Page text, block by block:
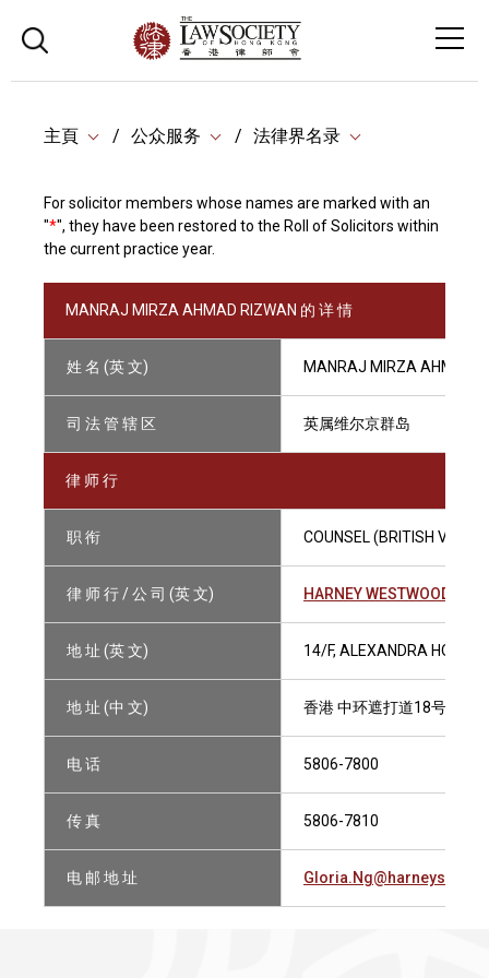
主頁 公众服务 法律界名录
For solicitor members whose names are marked with an
"*", they have been restored to the Roll of Solicitors within
the current practice year.
MANRAJ MIRZA AHMAD RIZWAN 的 详 情
姓 名 (英 文) MANRAJ MIRZA AHMAD
司 法 管 辖 区 英属维尔京群岛
律 师 行
职 衔 COUNSEL (BRITISH
律 师 行 / 公 司 (英 文) HARNEY WESTWOOD &
地 址 (英 文) 14/F, ALEXANDRA HOUSE,
地 址 (中 文) 香港 中环遮打道18号 历山
电 话 5806-7800
传 真 5806-7810
电 邮 地 址 Gloria.Ng@harneys.com